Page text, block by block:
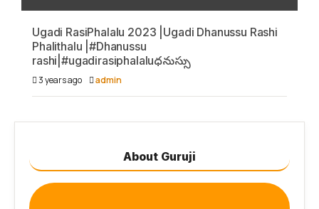
Ugadi RasiPhalalu 2023 |Ugadi Dhanussu Rashi
Phalithalu |#Dhanussu
rashi|#ugadirasiphalaluధనుస్సు
3 years ago admin
About Guruji